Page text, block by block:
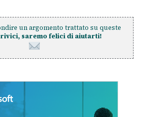
un argomento trattato su queste
saremo felici di aiutarti!